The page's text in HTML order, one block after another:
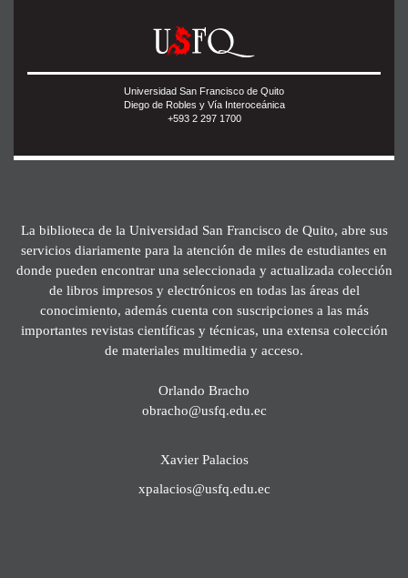
Universidad San Francisco de Quito
Diego de Robles y Vía Interoceánica
+593 2 297 1700
La biblioteca de la Universidad San Francisco de Quito, abre sus
servicios diariamente para la atención de miles de estudiantes en
donde pueden encontrar una seleccionada y actualizada colección
de libros impresos y electrónicos en todas las áreas del
conocimiento, además cuenta con suscripciones a las más
importantes revistas científicas y técnicas, una extensa colección
de materiales multimedia y acceso.
Orlando Bracho
obracho@usfq.edu.ec
Xavier Palacios
xpalacios@usfq.edu.ec